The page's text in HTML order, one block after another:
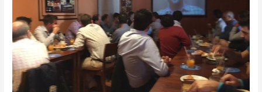
junto
a
empresarios
del
eCommerce
local